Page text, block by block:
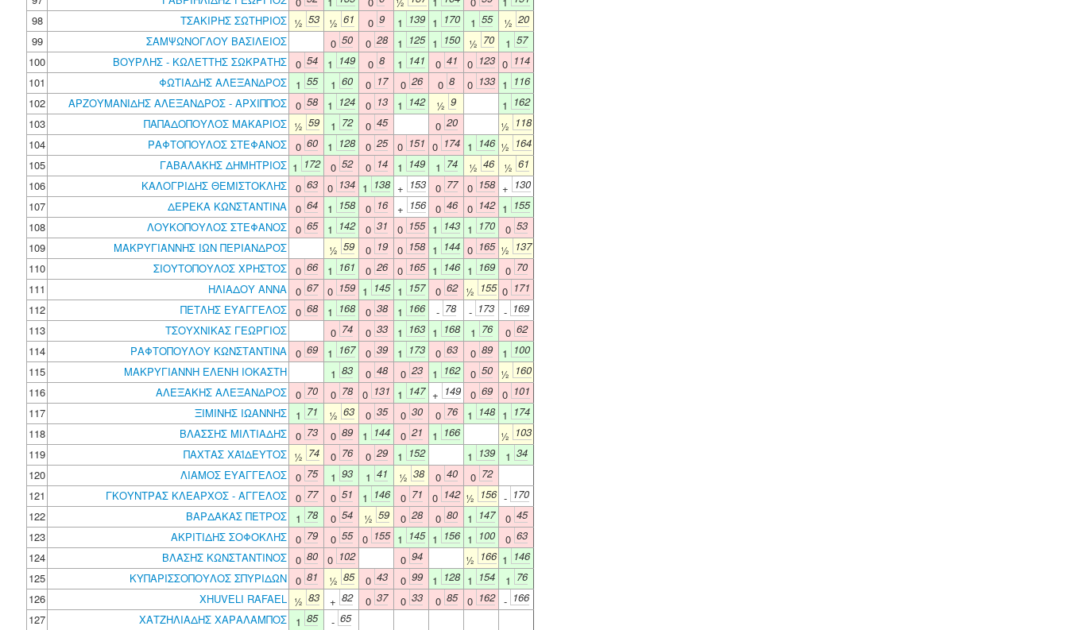
98
ΤΣΑΚΙΡΗΣ ΣΩΤΗΡΙΟΣ ½ 53 ½ 61 0 9 1 139 1 170 1 55 ½ 20
99
ΣΑΜΨΩΝΟΓΛΟΥ ΒΑΣΙΛΕΙΟΣ 0 50 0 28 1 125 1 150 ½ 70 1 57
100
ΒΟΥΡΛΗΣ - ΚΩΛΕΤΤΗΣ ΣΩΚΡΑΤΗΣ 0 54 1 149 0 8 1 141 0 41 0 123 0 114
101
ΦΩΤΙΑΔΗΣ ΑΛΕΞΑΝΔΡΟΣ 1 55 1 60 0 17 0 26 0 8 0 133 1 116
102
ΑΡΖΟΥΜΑΝΙΔΗΣ ΑΛΕΞΑΝΔΡΟΣ - ΑΡΧΙΠΠΟΣ 0 58 1 124 0 13 1 142 ½ 9 1 162
103
ΠΑΠΑΔΟΠΟΥΛΟΣ ΜΑΚΑΡΙΟΣ ½ 59 1 72 0 45 0 20 ½ 118
104
ΡΑΦΤΟΠΟΥΛΟΣ ΣΤΕΦΑΝΟΣ 0 60 1 128 0 25 0 151 0 174 1 146 ½ 164
105
ΓΑΒΑΛΑΚΗΣ ΔΗΜΗΤΡΙΟΣ 1 172 0 52 0 14 1 149 1 74 ½ 46 ½ 61
106
ΚΑΛΟΓΡΙΔΗΣ ΘΕΜΙΣΤΟΚΛΗΣ 0 63 0 134 1 138 + 153 0 77 0 158 + 130
107
ΔΕΡΕΚΑ ΚΩΝΣΤΑΝΤΙΝΑ 0 64 1 158 0 16 + 156 0 46 0 142 1 155
108
ΛΟΥΚΟΠΟΥΛΟΣ ΣΤΕΦΑΝΟΣ 0 65 1 142 0 31 0 155 1 143 1 170 0 53
109
ΜΑΚΡΥΓΙΑΝΝΗΣ ΙΩΝ ΠΕΡΙΑΝΔΡΟΣ ½ 59 0 19 0 158 1 144 0 165 ½ 137
110
ΣΙΟΥΤΟΠΟΥΛΟΣ ΧΡΗΣΤΟΣ 0 66 1 161 0 26 0 165 1 146 1 169 0 70
111
ΗΛΙΑΔΟΥ ΑΝΝΑ 0 67 0 159 1 145 1 157 0 62 ½ 155 0 171
112
ΠΕΤΛΗΣ ΕΥΑΓΓΕΛΟΣ 0 68 1 168 0 38 1 166 - 78 - 173 - 169
113
ΤΣΟΥΧΝΙΚΑΣ ΓΕΩΡΓΙΟΣ 0 74 0 33 1 163 1 168 1 76 0 62
114
ΡΑΦΤΟΠΟΥΛΟΥ ΚΩΝΣΤΑΝΤΙΝΑ 0 69 1 167 0 39 1 173 0 63 0 89 1 100
115
ΜΑΚΡΥΓΙΑΝΝΗ ΕΛΕΝΗ ΙΟΚΑΣΤΗ 1 83 0 48 0 23 1 162 0 50 ½ 160
116
ΑΛΕΞΑΚΗΣ ΑΛΕΞΑΝΔΡΟΣ 0 70 0 78 0 131 1 147 + 149 0 69 0 101
117
ΞΙΜΙΝΗΣ ΙΩΑΝΝΗΣ 1 71 ½ 63 0 35 0 30 0 76 1 148 1 174
118
ΒΛΑΣΣΗΣ ΜΙΛΤΙΑΔΗΣ 0 73 0 89 1 144 0 21 1 166 ½ 103
119
ΠΑΧΤΑΣ ΧΑΪΔΕΥΤΟΣ ½ 74 0 76 0 29 1 152 1 139 1 34
120
ΛΙΑΜΟΣ ΕΥΑΓΓΕΛΟΣ 0 75 1 93 1 41 ½ 38 0 40 0 72
121
ΓΚΟΥΝΤΡΑΣ ΚΛΕΑΡΧΟΣ - ΑΓΓΕΛΟΣ 0 77 0 51 1 146 0 71 0 142 ½ 156 - 170
122
ΒΑΡΔΑΚΑΣ ΠΕΤΡΟΣ 1 78 0 54 ½ 59 0 28 0 80 1 147 0 45
123
ΑΚΡΙΤΙΔΗΣ ΣΟΦΟΚΛΗΣ 0 79 0 55 0 155 1 145 1 156 1 100 0 63
124
ΒΛΑΣΗΣ ΚΩΝΣΤΑΝΤΙΝΟΣ 0 80 0 102 0 94 ½ 166 1 146
125
ΚΥΠΑΡΙΣΣΟΠΟΥΛΟΣ ΣΠΥΡΙΔΩΝ 0 81 ½ 85 0 43 0 99 1 128 1 154 1 76
126
XHUVELI RAFAEL ½ 83 + 82 0 37 0 33 0 85 0 162 - 166
127
ΧΑΤΖΗΛΙΑΔΗΣ ΧΑΡΑΛΑΜΠΟΣ 1 85 - 65